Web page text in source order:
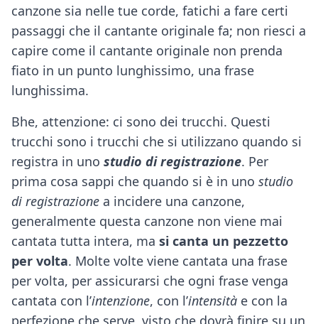
canzone sia nelle tue corde, fatichi a fare certi
passaggi che il cantante originale fa; non riesci a
capire come il cantante originale non prenda
fiato in un punto lunghissimo, una frase
lunghissima.
Bhe, attenzione: ci sono dei trucchi. Questi
trucchi sono i trucchi che si utilizzano quando si
registra in uno studio di registrazione. Per
prima cosa sappi che quando si è in uno studio
di registrazione a incidere una canzone,
generalmente questa canzone non viene mai
cantata tutta intera, ma si canta un pezzetto
per volta. Molte volte viene cantata una frase
per volta, per assicurarsi che ogni frase venga
cantata con l’intenzione, con l’intensità e con la
perfezione che serve, visto che dovrà finire su un